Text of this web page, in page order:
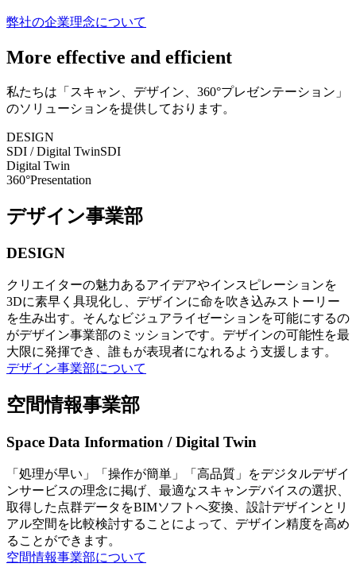
弊社の企業理念について
More effective and efficient
私たちは「スキャン、デザイン、360°プレゼンテーション」
のソリューションを提供しております。
DESIGN
SDI / Digital TwinSDI
Digital Twin
360°Presentation
デザイン事業部
DESIGN
クリエイターの魅力あるアイデアやインスピレーションを
3Dに素早く具現化し、デザインに命を吹き込みストーリー
を生み出す。そんなビジュアライゼーションを可能にするの
がデザイン事業部のミッションです。デザインの可能性を最
大限に発揮でき、誰もが表現者になれるよう支援します。
デザイン事業部について
空間情報事業部
Space Data Information / Digital Twin
「処理が早い」「操作が簡単」「高品質」をデジタルデザイ
ンサービスの理念に掲げ、最適なスキャンデバイスの選択、
取得した点群データをBIMソフトへ変換、設計デザインとリ
アル空間を比較検討することによって、デザイン精度を高め
ることができます。
空間情報事業部について